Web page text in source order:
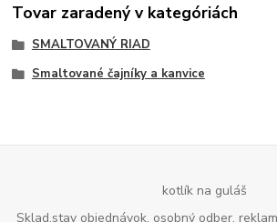
Tovar zaradený v kategóriách
SMALTOVANÝ RIAD
Smaltované čajníky a kanvice
kotlík na guláš
Sklad,stav objednávok, osobný odber,